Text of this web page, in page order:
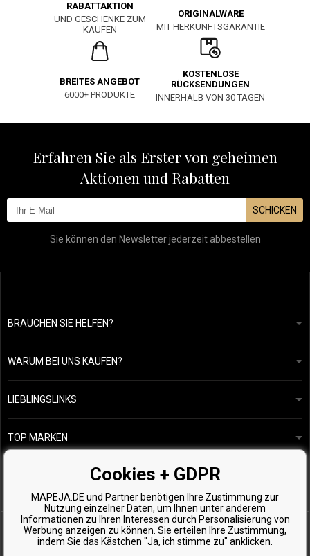
RABATTAKTION
UND GESCHENKE ZUM
KAUFEN
ORIGINALWARE
MIT HERKUNFTSGARANTIE
BREITES ANGEBOT
6000+ PRODUKTE
KOSTENLOSE
RÜCKSENDUNGEN
INNERHALB VON 30 TAGEN
Erfahren Sie als Erster von geheimen
Aktionen und Rabatten
SCHICKEN
Sie können den Newsletter jederzeit abbestellen
BRAUCHEN SIE HELFEN?
info@mapeja.de
Wir werden innerhalb von 24 Stunden antworten.
WARUM BEI UNS KAUFEN?
Allgemeine geschäftsbedingungen
Datenschutzerklärung
Übersicht über Zahlungen und Versand
Rückgabe von Waren
LIEBLINGSLINKS
Unsere Geschichte
Kostenlose Produktproben
TOP MARKEN
Kérastase
Wella Professionals
Zenz Organic
Cookies + GDPR
MAPEJA.DE und Partner benötigen Ihre Zustimmung zur
Nutzung einzelner Daten, um Ihnen unter anderem
Informationen zu Ihren Interessen durch Personalisierung von
Werbung anzeigen zu können. Sie erteilen Ihre Zustimmung,
indem Sie das Kästchen "Ja, ich stimme zu" anklicken.